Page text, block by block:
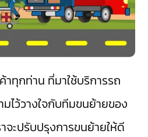
กท่าน ที่มาใช้บริการรถ
มไว้วางใจกับทีมขนย้ายของ
จะปรับปรุงการขนย้ายให้ดี